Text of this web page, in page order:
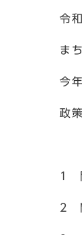
令
ま
今
政
1
2